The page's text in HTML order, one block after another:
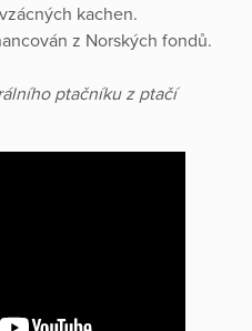
kachen.
z Norských fondů.
ptačníku z ptačí